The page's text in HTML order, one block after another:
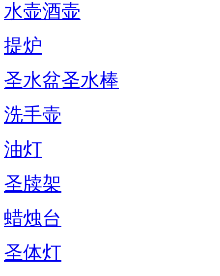
水壶酒壶
提炉
圣水盆圣水棒
洗手壶
油灯
圣牍架
蜡烛台
圣体灯